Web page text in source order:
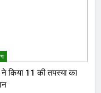
ने किया 11 की तपस्या का